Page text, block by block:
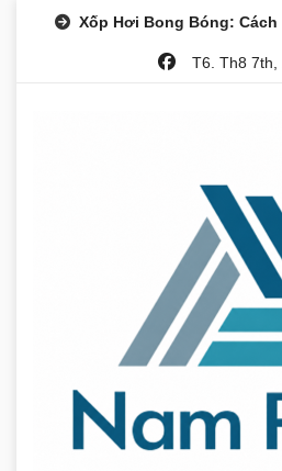
Xốp Hơi Bong Bóng: Cách
T6. Th8 7th,